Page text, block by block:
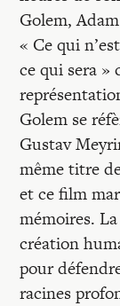
Golem,
« Ce qui
ce qui sera »
Golem se
Gustav
même titre
et ce film
mémoires.
création
pour
racines